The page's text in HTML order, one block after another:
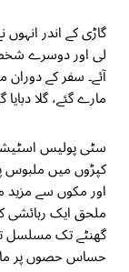
گاڑی کے اندر
لی اور دوسرے
آئے۔ سفر کے
مارے گئے، گلا
کپڑوں میں ملبوس
اور مکوں سے مزید
ملحق ایک رہائشی
گھنٹے تک مسلسل
حساس حصوں پر